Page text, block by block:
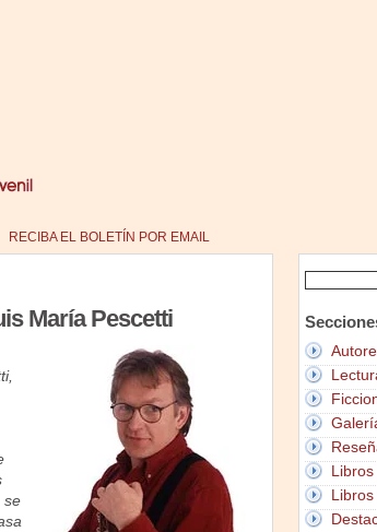
RECIBA EL BOLETÍN POR EMAIL
María Pescetti
se